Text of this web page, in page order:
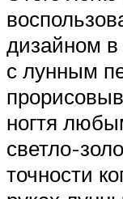
дизайном в
с лунным
ногтя
светло-
точности